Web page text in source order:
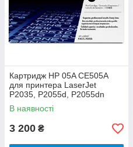
Картридж HP 05A CE505A
для принтера LaserJet
P2035, P2055d, P2055dn
В наявності
3 200 ₴